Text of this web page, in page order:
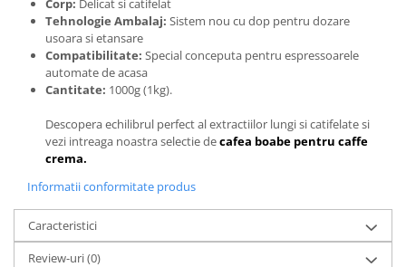
Corp: Delicat si catifelat
Tehnologie Ambalaj: Sistem nou cu dop pentru dozare
usoara si etansare
Compatibilitate: Special conceputa pentru espressoarele
automate de acasa
Cantitate: 1000g (1kg).
Descopera echilibrul perfect al extractiilor lungi si catifelate si
vezi intreaga noastra selectie decafea boabe pentru caffe
crema.
Informatii conformitate produs
Caracteristici
Review-uri(0)